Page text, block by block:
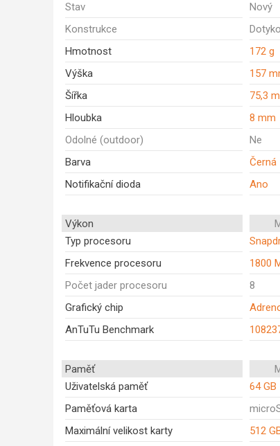
Stav
Nový
Konstrukce
Hmotnost
172 g
Výška
157
Šířka
75,3
Hloubka
8 mm
Odolné (outdoor)
Ne
Barva
Černá
Notifikační dioda
Ano
Výkon
Typ procesoru
Frekvence procesoru
1800
Počet jader procesoru
8
Grafický chip
AnTuTu Benchmark
Paměť
Uživatelská paměť
64 GB
Paměťová karta
Maximální velikost karty
512